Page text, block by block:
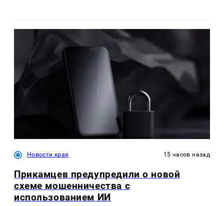
Новости края 15 часов назад
Прикамцев предупредили о новой
схеме мошенничества с
использованием ИИ